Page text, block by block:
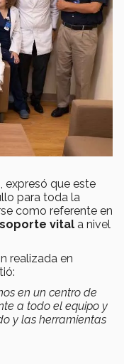
expresó que este
para toda la
como referente en
vital a nivel
realizada en
en un centro de
a todo el equipo y
y las herramientas